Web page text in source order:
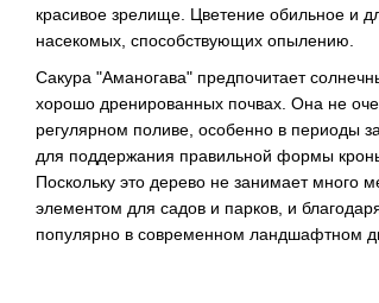
красивое зрелище. Цветение обильное и
насекомых, способствующих опылению.
Сакура "Аманогава" предпочитает
хорошо дренированных почвах. Она не
регулярном поливе, особенно в периоды
для поддержания правильной формы
Поскольку это дерево не занимает много
элементом для садов и парков, и
популярно в современном ландшафтном